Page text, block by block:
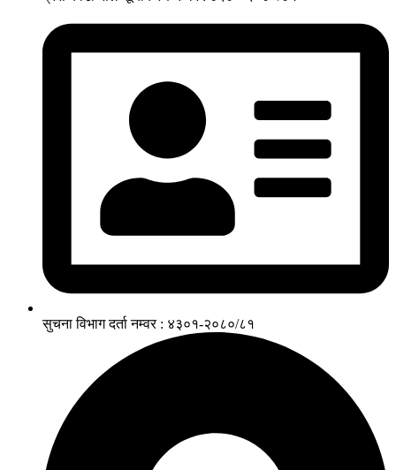
सुचना विभाग दर्ता नम्वर : ४३०१-२०८०/८१